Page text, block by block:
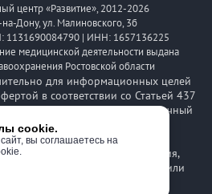
центр «Развитие», 2012-2026
Дону, ул. Малиновского, 3б
1131690084790 | ИНН: 1657136225
медицинской деятельности выдана
Ростовской области
для информационных целей
в соответствии со Статьей 437
Указанные цены носят справочный
Для получения более
сроках и условиях,
телефону клиники. Информация,
для диагностики или
консультацию врача.
cookie.
вы соглашаетесь на